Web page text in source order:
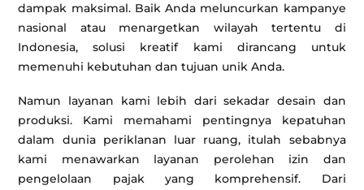
dampak maksimal. Baik Anda meluncurkan kampanye
nasional atau menargetkan wilayah tertentu di
Indonesia, solusi kreatif kami dirancang untuk
memenuhi kebutuhan dan tujuan unik Anda.
Namun layanan kami lebih dari sekadar desain dan
produksi. Kami memahami pentingnya kepatuhan
dalam dunia periklanan luar ruang, itulah sebabnya
kami menawarkan layanan perolehan izin dan
pengelolaan pajak yang komprehensif. Dari